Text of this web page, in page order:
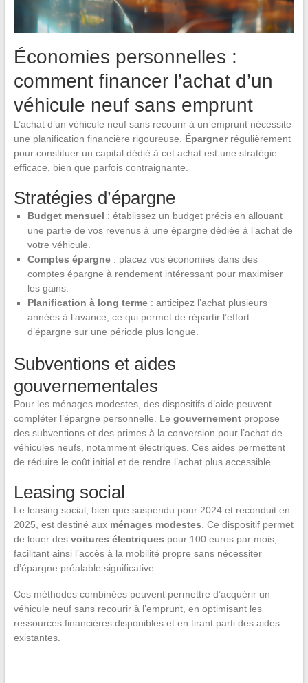
Économies personnelles :
comment financer l’achat d’un
véhicule neuf sans emprunt
L’achat d’un véhicule neuf sans recourir à un emprunt nécessite
une planification financière rigoureuse. Épargnerrégulièrement
pour constituer un capital dédié à cet achat est une stratégie
efficace, bien que parfois contraignante.
Stratégies d’épargne
Budget mensuel : établissez un budget précis en allouant
une partie de vos revenus à une épargne dédiée à l’achat de
votre véhicule.
Comptes épargne: placez vos économies dans des
comptes épargne à rendement intéressant pour maximiser
les gains.
Planification à long terme: anticipez l’achat plusieurs
années à l’avance, ce qui permet de répartir l’effort
d’épargne sur une période plus longue.
Subventions et aides
gouvernementales
Pour les ménages modestes, des dispositifs d’aide peuvent
compléter l’épargne personnelle. Le gouvernementpropose
des subventions et des primes à la conversion pour l’achat de
véhicules neufs, notamment électriques. Ces aides permettent
de réduire le coût initial et de rendre l’achat plus accessible.
Leasing social
Le leasing social, bien que suspendu pour 2024 et reconduit en
2025, est destiné aux ménages modestes . Ce dispositif permet
de louer des voitures électriques pour 100 euros par mois,
facilitant ainsi l’accès à la mobilité propre sans nécessiter
d’épargne préalable significative.
Ces méthodes combinées peuvent permettre d’acquérir un
véhicule neuf sans recourir à l’emprunt, en optimisant les
ressources financières disponibles et en tirant parti des aides
existantes.